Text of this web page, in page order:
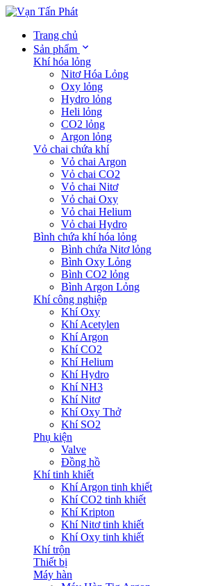
Trang chủ
Sản phẩm
Khí hóa lỏng
Nitơ Hóa Lỏng
Oxy lỏng
Hydro lỏng
Heli lỏng
CO2 lỏng
Argon lỏng
Vỏ chai chứa khí
Vỏ chai Argon
Vỏ chai CO2
Vỏ chai Nitơ
Vỏ chai Oxy
Vỏ chai Helium
Vỏ chai Hydro
Bình chứa khí hóa lỏng
Bình chứa Nitơ lỏng
Bình Oxy Lỏng
Bình CO2 lỏng
Bình Argon Lỏng
Khí công nghiệp
Khí Oxy
Khí Acetylen
Khí Argon
Khí CO2
Khí Helium
Khí Hydro
Khí NH3
Khí Nitơ
Khí Oxy Thở
Khí SO2
Phụ kiện
Valve
Đồng hồ
Khí tinh khiết
Khí Argon tinh khiết
Khí CO2 tinh khiết
Khí Kripton
Khí Nitơ tinh khiết
Khí Oxy tinh khiết
Khí trộn
Thiết bị
Máy hàn